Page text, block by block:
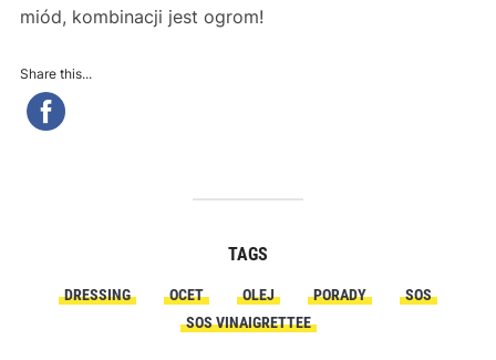
miód, kombinacji jest ogrom!
Share this...
TAGS
DRESSING OCET OLEJ PORADY
SOS
SOS VINAIGRETTEE